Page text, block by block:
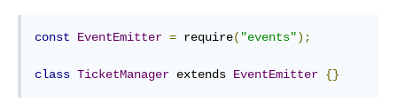
const EventEmitter = require( "events");
class TicketManager extends EventEmitter {}